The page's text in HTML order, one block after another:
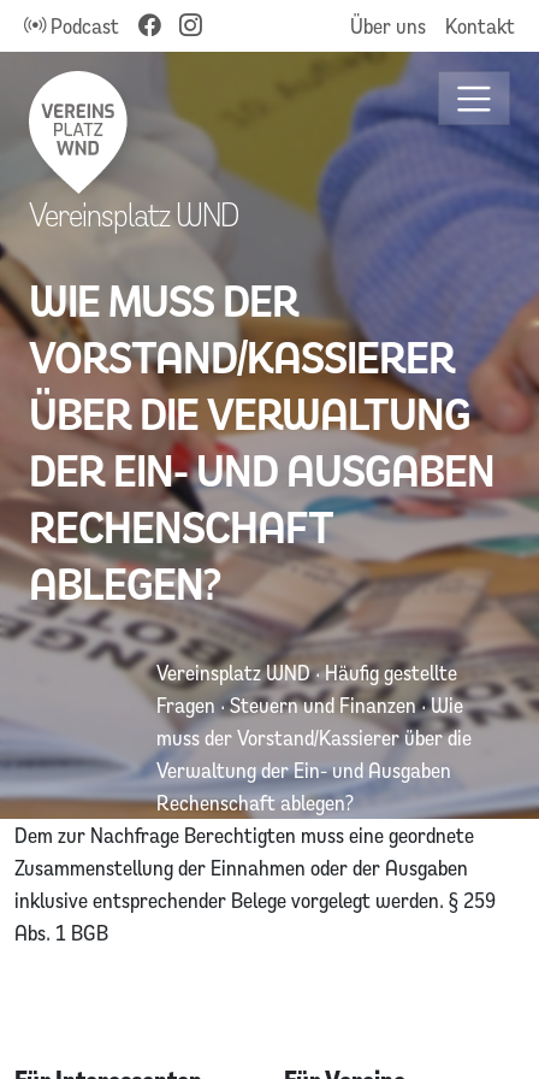
Podcast Über uns Kontakt
WIE MUSS DER
VORSTAND/KASSIERER
ÜBER DIE VERWALTUNG
DER EIN- UND AUSGABEN
RECHENSCHAFT
ABLEGEN?
Vereinsplatz WND
Vereinsplatz WND·Häufig gestellte
Fragen ·Steuern und Finanzen·Wie
muss der Vorstand/Kassierer über die
Verwaltung der Ein- und Ausgaben
Rechenschaft ablegen?
Dem zur Nachfrage Berechtigten muss eine geordnete
Zusammenstellung der Einnahmen oder der Ausgaben
inklusive entsprechender Belege vorgelegt werden. § 259
Abs. 1 BGB